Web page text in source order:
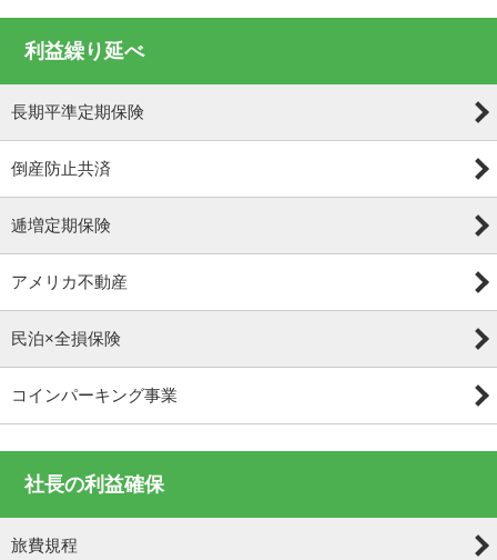
利益繰り延べ
長期平準定期保険
倒産防止共済
逓増定期保険
アメリカ不動産
民泊×全損保険
コインパーキング事業
社長の利益確保
旅費規程